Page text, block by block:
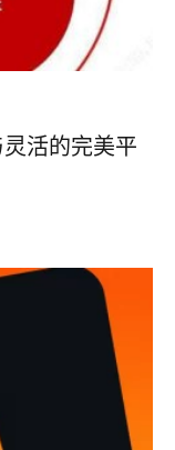
活的完美平